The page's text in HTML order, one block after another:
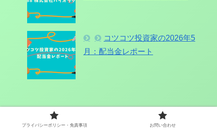
コツコツ投資家の2026年5
月：配当金レポート
ドーベルのちょっと聞いてって
プライバシーポリシー・免責事項 お問い合わせ